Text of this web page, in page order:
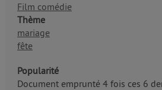
Film comédie
Thème
mariage
fête
Popularité
Document emprunté 4 fois ces 6